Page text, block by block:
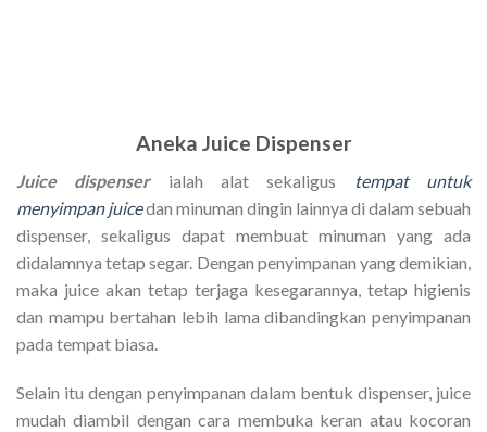
Aneka Juice Dispenser
Juice dispenserialah alat sekaligus
tempat untuk
menyimpan juicedan minuman dingin lainnya di dalam sebuah
dispenser, sekaligus dapat membuat minuman yang ada
didalamnya tetap segar. Dengan penyimpanan yang demikian,
maka juice akan tetap terjaga kesegarannya, tetap higienis
dan mampu bertahan lebih lama dibandingkan penyimpanan
pada tempat biasa.
Selain itu dengan penyimpanan dalam bentuk dispenser, juice
mudah diambil dengan cara membuka keran atau kocoran